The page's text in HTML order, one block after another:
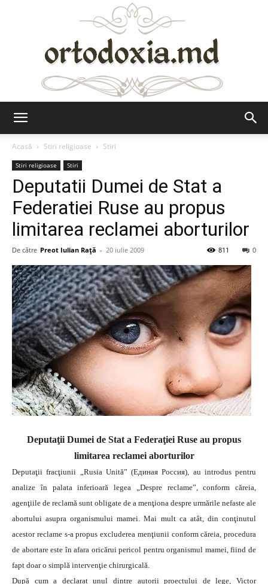
Acasă
Stiri religioase Stiri
Stiri religioase Stiri
Deputatii Dumei de Stat a
Federatiei Ruse au propus
limitarea reclamei aborturilor
De către Preot Iulian Raţă - 20 iulie 2009 0
811
Deputaţii Dumei de Stat a Federaţiei Ruse au propus
limitarea reclamei aborturilor
Deputaţii fracţiunii „Rusia Unită” (Единая Россия), au introdus pentru
analize în palata inferioară legea „Despre reclame”, conform căreia,
agenţiile de reclamă sunt obligate de a menţiona despre urmările nefaste ale
abortului asupra organismului mamei.Mai mult ca atât, din conţinutul
acestor reclame s-a propus excluderea menţiunii conform căreia, procedura
de abortare este în afara oricărui pericol pentru organismul mamei, fiind de
fapt doar o simplă intervenţie chirurgicală.
După cum a declarat unul dintre autorii proectului de lege, Victor